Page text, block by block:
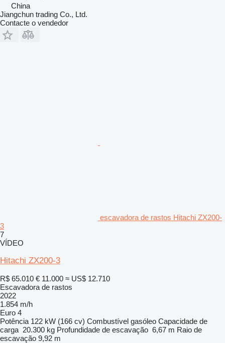
China
Jiangchun trading Co., Ltd.
Contacte o vendedor
escavadora de rastos Hitachi ZX200-
3
7
VÍDEO
Hitachi ZX200-3
R$ 65.010 € 11.000 ≈ US$ 12.710
Escavadora de rastos
2022
1.854 m/h
Euro 4
Potência 122 kW (166 cv) Combustível gasóleo Capacidade de
carga 20.300 kg Profundidade de escavação 6,67 m Raio de
escavação 9,92 m